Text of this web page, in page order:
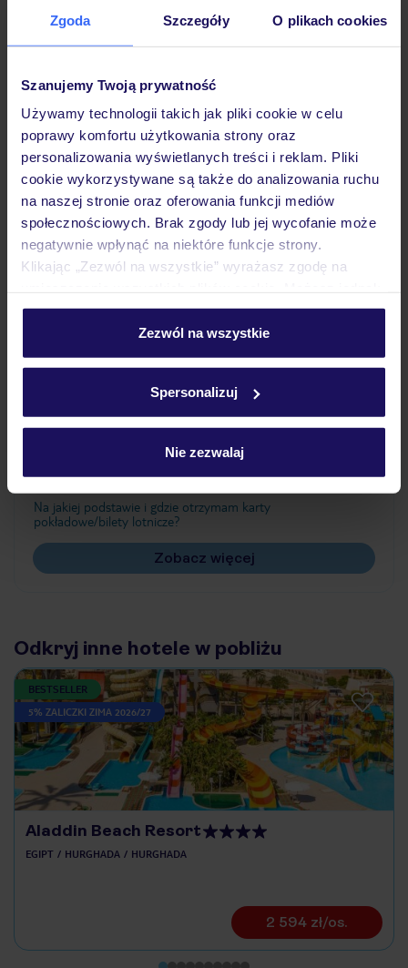
Zgoda Szczegóły O plikach cookies
Szanujemy Twoją prywatność
Używamy technologii takich jak pliki cookie w celu
poprawy komfortu użytkowania strony oraz
personalizowania wyświetlanych treści i reklam. Pliki
cookie wykorzystywane są także do analizowania ruchu
na naszej stronie oraz oferowania funkcji mediów
społecznościowych. Brak zgody lub jej wycofanie może
negatywnie wpłynąć na niektóre funkcje strony.
Klikając „Zezwól na wszystkie” wyrażasz zgodę na
personalizować swój wybór wchodząc w zakładkę
Szczegółowe informacje o plikach cookie znajdziesz
Zezwól na wszystkie
Spersonalizuj
Nie zezwalaj
Hotel
Opinie
Pokoje
Wyżywienie
Ważne informacje
Często zadawane pytania
Jak zmienić uczestników/osobę zgłaszającą?
Na jakiej podstawie i gdzie otrzymam karty
pokładowe/bilety lotnicze?
Zobacz więcej
Odkryj inne hotele w pobliżu
BESTSELLER
5% ZALICZKI ZIMA 2026/27
Aladdin Beach Resort
EGIPT HURGHADA HURGHADA
2 594 zł/os.